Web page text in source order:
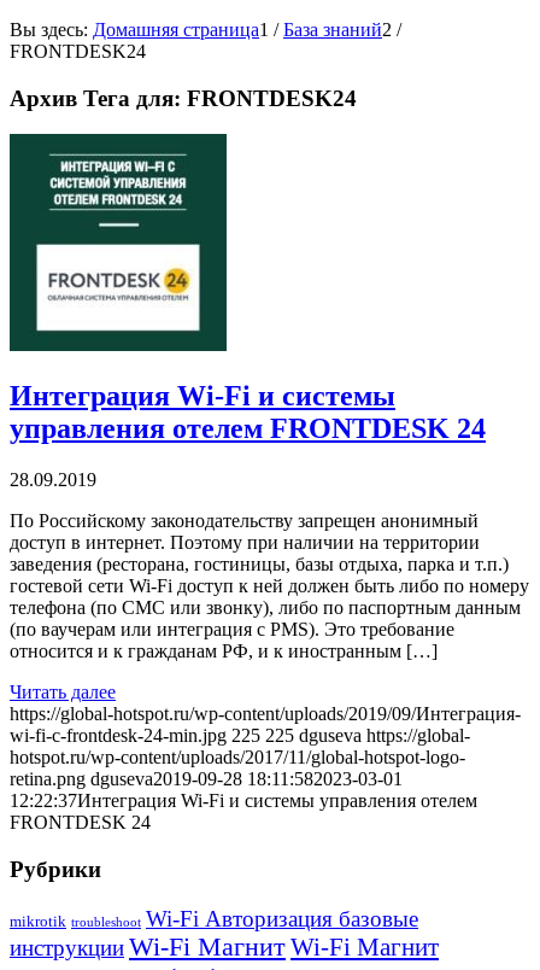
Вы здесь: Домашняя страница1 / База знаний2 /
FRONTDESK24
Архив Тега для: FRONTDESK24
Интеграция Wi-Fi и системы
управления отелем FRONTDESK 24
28.09.2019
По Российскому законодательству запрещен анонимный
доступ в интернет. Поэтому при наличии на территории
заведения (ресторана, гостиницы, базы отдыха, парка и т.п.)
гостевой сети Wi-Fi доступ к ней должен быть либо по номеру
телефона (по СМС или звонку), либо по паспортным данным
(по ваучерам или интеграция с PMS). Это требование
относится и к гражданам РФ, и к иностранным […]
Читать далее
https://global-hotspot.ru/wp-content/uploads/2019/09/Интеграция-
wi-fi-с-frontdesk-24-min.jpg 225 225 dguseva https://global-
hotspot.ru/wp-content/uploads/2017/11/global-hotspot-logo-
retina.png dguseva2019-09-28 18:11:582023-03-01
12:22:37Интеграция Wi-Fi и системы управления отелем
FRONTDESK 24
Рубрики
mikrotik troubleshoot Wi-Fi Авторизация базовые
инструкцииWi-Fi МагнитWi-Fi Магнит